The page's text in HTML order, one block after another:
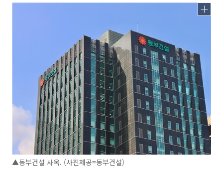
▲동부건설 사옥. (사진제공=동부건설)